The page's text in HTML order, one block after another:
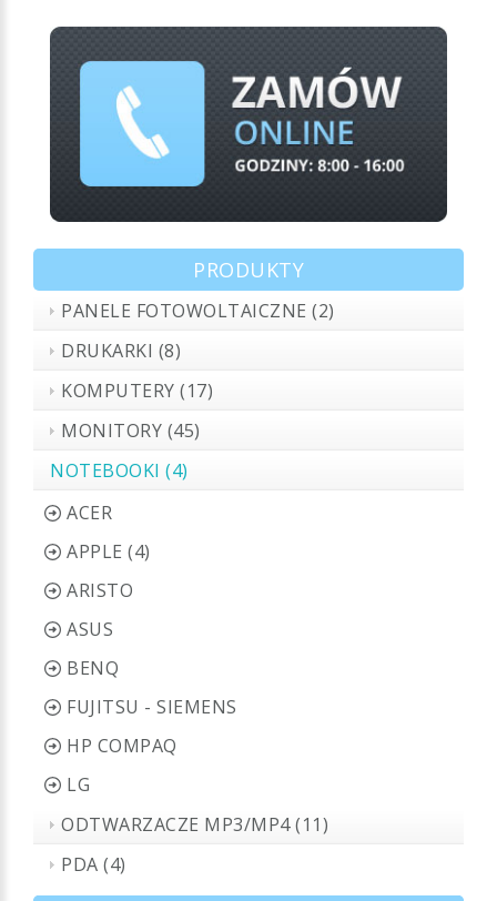
PRODUKTY
PANELE FOTOWOLTAICZNE (2)
DRUKARKI (8)
KOMPUTERY (17)
MONITORY (45)
NOTEBOOKI (4)
ACER
APPLE (4)
ARISTO
ASUS
BENQ
FUJITSU - SIEMENS
HP COMPAQ
LG
ODTWARZACZE MP3/MP4 (11)
PDA (4)